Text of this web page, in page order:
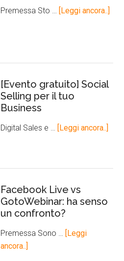
Premessa Sto … [Leggi ancora..]
[Evento gratuito] Social
Selling per il tuo
Business
Digital Sales e … [Leggi ancora..]
Facebook Live vs
GotoWebinar: ha senso
un confronto?
Premessa Sono …
[Leggi
ancora..]